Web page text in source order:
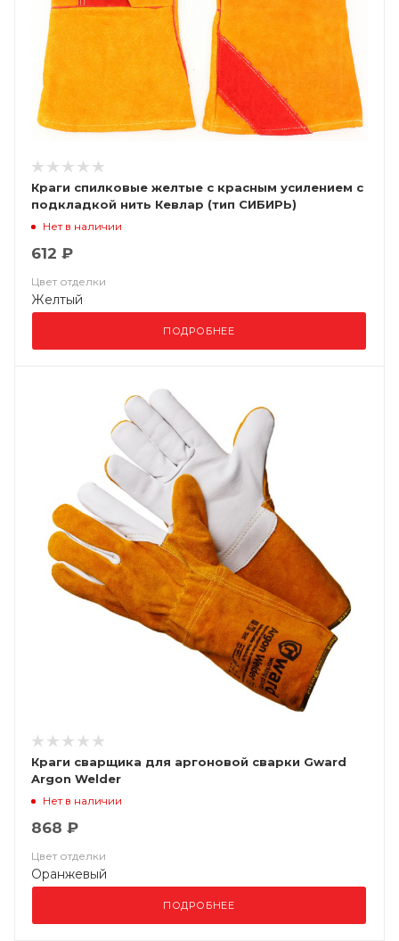
Краги спилковые желтые с красным усилением с
подкладкой нить Кевлар (тип СИБИРЬ)
Нет в наличии
612 ₽
Цвет отделки
Желтый
ПОДРОБНЕЕ
Краги сварщика для аргоновой сварки Gward
Argon Welder
Нет в наличии
868 ₽
Цвет отделки
Оранжевый
ПОДРОБНЕЕ